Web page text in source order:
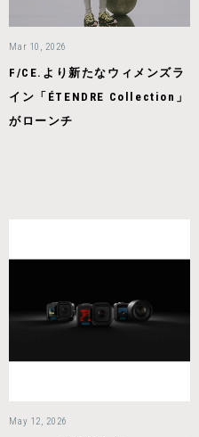
Mar 10, 2026
F/CE.より新たなウィメンズラ
イン「ÉTENDRE Collection」
がローンチ
May 12, 2026